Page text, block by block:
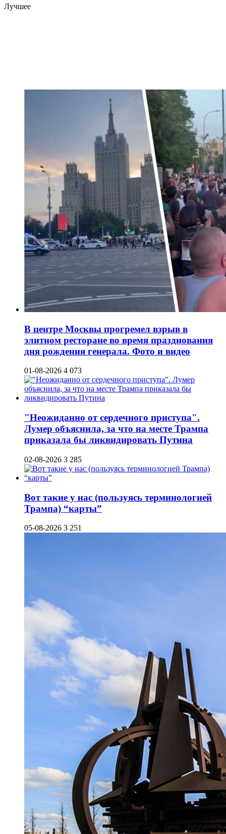
Лучшее
В центре Москвы прогремел взрыв в
элитном ресторане во время празднования
дня рождения генерала. Фото и видео
01-08-2026 4 073
"Неожиданно от сердечного приступа".
Лумер объяснила, за что на месте Трампа
приказала бы ликвидировать Путина
02-08-2026 3 285
Вот такие у нас (пользуясь терминологией
Трампа) “карты”
05-08-2026 3 251